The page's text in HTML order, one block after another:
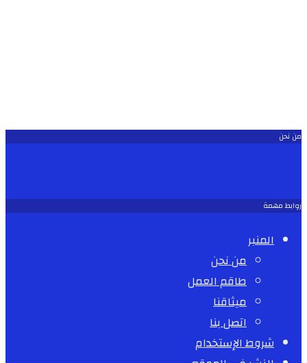
من نحن
روابط مهمة
المنبر
من نحن
طاقم العمل
ميثاقنا
اتصل بنا
شروط الإستخدام